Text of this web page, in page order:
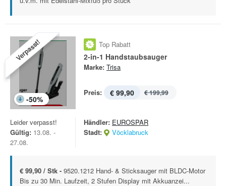
Verpasst!
-50%
Top Rabatt
2-in-1 Handstaubsauger
Marke: Trisa
Preis: € 99,90 € 199,99
Leider verpasst!
Gültig: 13.08. -
27.08.
Händler: EUROSPAR
Stadt:
Vöcklabruck
€ 99,90 / Stk - 9520.1212 Hand- & Sticksauger mit BLDC-Motor
Bis zu 30 Min. Laufzeit, 2 Stufen Display mit Akkuanzei...